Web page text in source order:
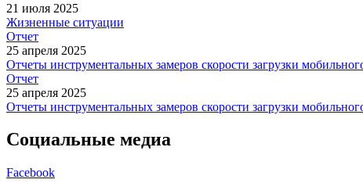
21 июля 2025
Жизненные ситуации
Отчет
25 апреля 2025
Отчеты инструментальных замеров скорости загрузки
Отчет
25 апреля 2025
Отчеты инструментальных замеров скорости загрузки
Социальные медиа
Facebook